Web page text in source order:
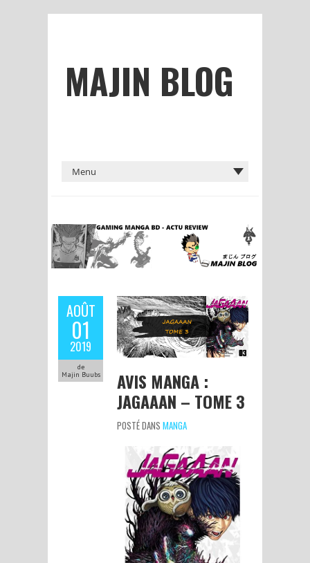
MAJIN BLOG
AOÛT
01
2019
de
Majin Buubs
AVIS MANGA :
JAGAAAN – TOME 3
POSTÉ DANS MANGA